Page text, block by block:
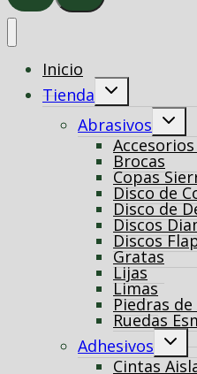
Inicio
Tienda
Alternar
Abrasivos
Alternar
hijo
Brocas
Copas
Disco de
Disco de
Discos
Discos
Gratas
Lijas
Limas
Piedras
Ruedas
Adhesivos
Alternar
hijo
Cintas